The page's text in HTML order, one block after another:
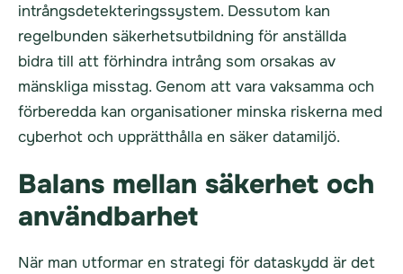
intrångsdetekteringssystem. Dessutom kan
regelbunden säkerhetsutbildning för anställda
bidra till att förhindra intrång som orsakas av
mänskliga misstag. Genom att vara vaksamma och
förberedda kan organisationer minska riskerna med
cyberhot och upprätthålla en säker datamiljö.
Balans mellan säkerhet och
användbarhet
När man utformar en strategi för dataskydd är det